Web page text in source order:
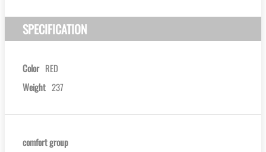
SPECIFICATION
Color RED
Weight 237
comfort group